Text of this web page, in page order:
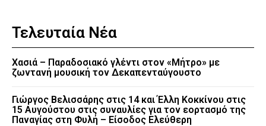
Τελευταία Νέα
Χασιά – Παραδοσιακό γλέντι στον «Μήτρο» με
ζωντανή μουσική τον Δεκαπενταύγουστο
Γιώργος Βελισσάρης στις 14 και Έλλη Κοκκίνου στις
15 Αυγούστου στις συναυλίες για τον εορτασμό της
Παναγίας στη Φυλή – Είσοδος Ελεύθερη